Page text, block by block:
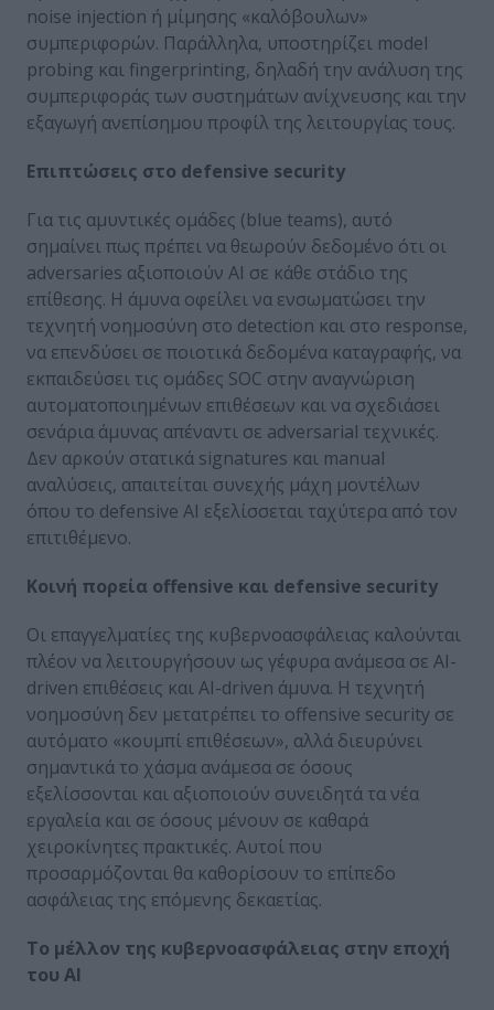
noise injection ή μίμησης «καλόβουλων»
συμπεριφορών. Παράλληλα, υποστηρίζει model
probing και fingerprinting, δηλαδή την ανάλυση της
συμπεριφοράς των συστημάτων ανίχνευσης και την
εξαγωγή ανεπίσημου προφίλ της λειτουργίας τους.
Επιπτώσεις στο defensive security
Για τις αμυντικές ομάδες (blue teams), αυτό
σημαίνει πως πρέπει να θεωρούν δεδομένο ότι οι
adversaries αξιοποιούν AI σε κάθε στάδιο της
επίθεσης. Η άμυνα οφείλει να ενσωματώσει την
τεχνητή νοημοσύνη στο detection και στο response,
να επενδύσει σε ποιοτικά δεδομένα καταγραφής, να
εκπαιδεύσει τις ομάδες SOC στην αναγνώριση
αυτοματοποιημένων επιθέσεων και να σχεδιάσει
σενάρια άμυνας απέναντι σε adversarial τεχνικές.
Δεν αρκούν στατικά signatures και manual
αναλύσεις, απαιτείται συνεχής μάχη μοντέλων
όπου το defensive AI εξελίσσεται ταχύτερα από τον
επιτιθέμενο.
Κοινή πορεία offensive και defensive security
Οι επαγγελματίες της κυβερνοασφάλειας καλούνται
πλέον να λειτουργήσουν ως γέφυρα ανάμεσα σε AI-
driven επιθέσεις και AI-driven άμυνα. Η τεχνητή
νοημοσύνη δεν μετατρέπει το offensive security σε
αυτόματο «κουμπί επιθέσεων», αλλά διευρύνει
σημαντικά το χάσμα ανάμεσα σε όσους
εξελίσσονται και αξιοποιούν συνειδητά τα νέα
εργαλεία και σε όσους μένουν σε καθαρά
χειροκίνητες πρακτικές. Αυτοί που
προσαρμόζονται θα καθορίσουν το επίπεδο
ασφάλειας της επόμενης δεκαετίας.
Το μέλλον της κυβερνοασφάλειας στην εποχή
του AI